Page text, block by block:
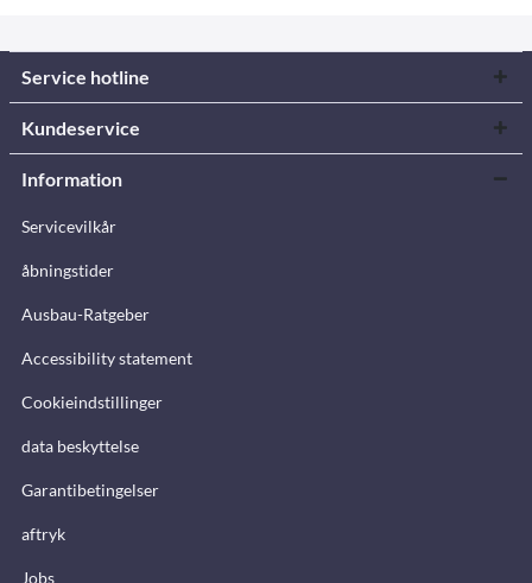
Service hotline
Kundeservice
Information
Servicevilkår
åbningstider
Ausbau-Ratgeber
Accessibility statement
Cookieindstillinger
data beskyttelse
Garantibetingelser
aftryk
Jobs